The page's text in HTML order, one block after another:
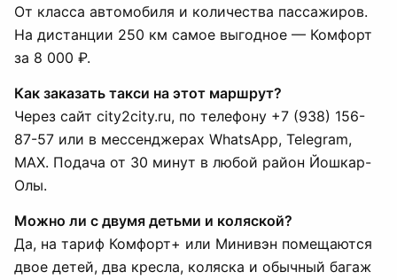
От класса автомобиля и количества пассажиров.
На дистанции 250 км самое выгодное — Комфорт
за 8 000 ₽.
Как заказать такси на этот маршрут?
Через сайт city2city.ru, по телефону +7 (938) 156-
87-57 или в мессенджерах WhatsApp, Telegram,
MAX. Подача от 30 минут в любой район Йошкар-
Олы.
Можно ли с двумя детьми и коляской?
Да, на тариф Комфорт+ или Минивэн помещаются
двое детей, два кресла, коляска и обычный багаж